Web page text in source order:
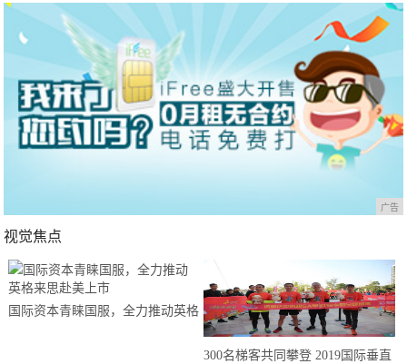
广告
视觉焦点
国际资本青睐国服，全力推动英格
300名梯客共同攀登 2019国际垂直